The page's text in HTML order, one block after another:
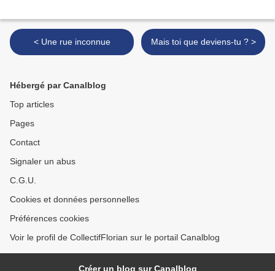
< Une rue inconnue Mais toi que deviens-tu ? >
Hébergé par Canalblog
Top articles
Pages
Contact
Signaler un abus
C.G.U.
Cookies et données personnelles
Préférences cookies
Voir le profil de CollectifFlorian sur le portail Canalblog
Créer un blog sur Canalblog